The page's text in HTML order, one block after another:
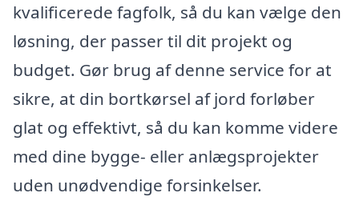
kvalificerede fagfolk, så du kan vælge den
løsning, der passer til dit projekt og
budget. Gør brug af denne service for at
sikre, at din bortkørsel af jord forløber
glat og effektivt, så du kan komme videre
med dine bygge- eller anlægsprojekter
uden unødvendige forsinkelser.